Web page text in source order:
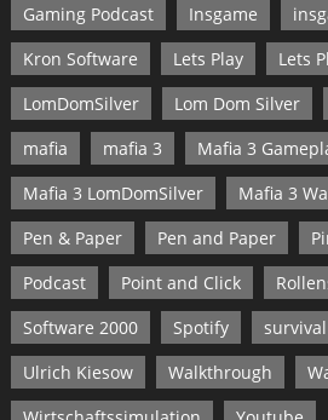
Gaming Podcast
Insgame
Kron Software
Lets Play
Lets
LomDomSilver
Lom Dom Silver
mafia
mafia 3
Mafia 3
Mafia 3 LomDomSilver
Mafia 3
Pen & Paper
Pen and Paper
Podcast
Point and Click
Software 2000
Spotify survival
Ulrich Kiesow
Walkthrough